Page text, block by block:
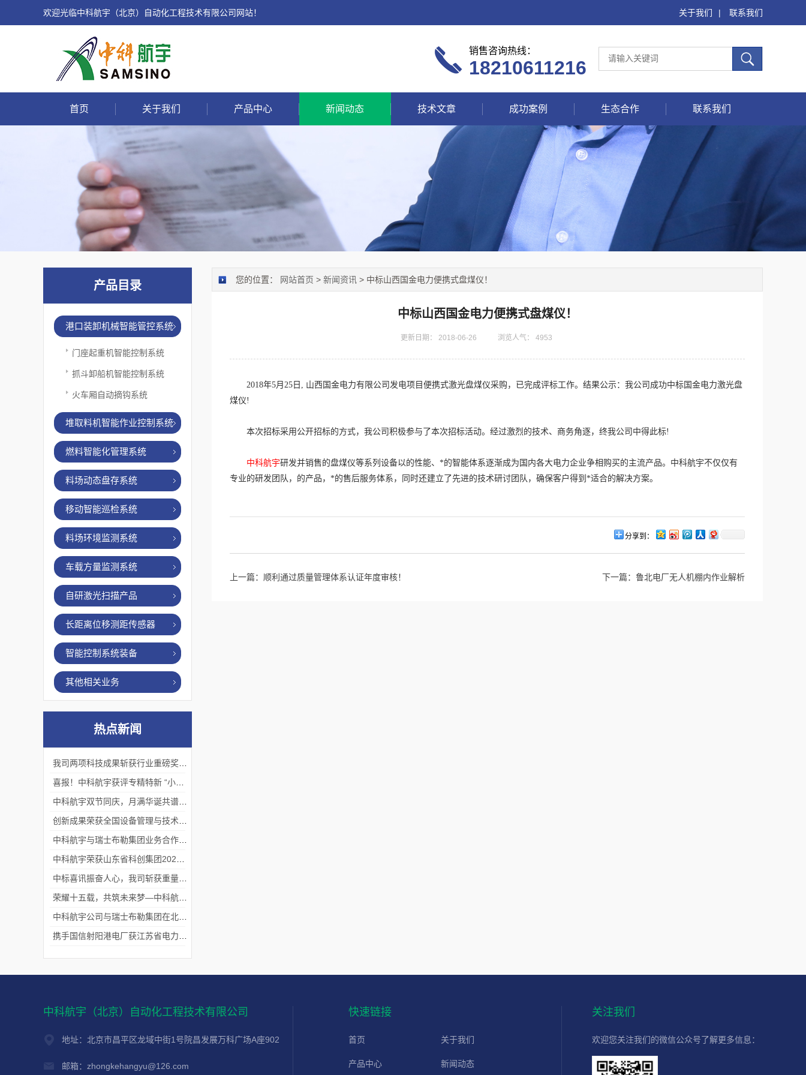
欢迎光临中科航宇（北京）自动化工程技术有限公司网站！ 关于我们 | 联系我们
销售咨询热线：
18210611216
首页 关于我们 产品中心 新闻动态 技术文章 成功案例 生态合作 联系我们
产品目录
港口装卸机械智能管控系统
门座起重机智能控制系统
抓斗卸船机智能控制系统
火车厢自动摘钩系统
堆取料机智能作业控制系统
燃料智能化管理系统
料场动态盘存系统
移动智能巡检系统
料场环境监测系统
车载方量监测系统
自研激光扫描产品
长距离位移测距传感器
智能控制系统装备
其他相关业务
热点新闻
您的位置： 网站首页 > 新闻资讯 > 中标山西国金电力便携式盘煤仪！
中标山西国金电力便携式盘煤仪！
更新日期： 2018-06-26 浏览人气： 4953
2018年5月25日, 山西国金电力有限公司发电项目便携式激光盘煤仪采购，已完成评标工作。结果公示：我公司成功中标国金电力激光盘
煤仪!
本次招标采用公开招标的方式，我公司积极参与了本次招标活动。经过激烈的技术、商务角逐，终我公司中得此标!
中科航宇研发并销售的盘煤仪等系列设备以的性能、*的智能体系逐渐成为国内各大电力企业争相购买的主流产品。中科航宇不仅仅有
专业的研发团队，的产品，*的售后服务体系，同时还建立了先进的技术研讨团队，确保客户得到*适合的解决方案。
分享到：
上一篇： 顺利通过质量管理体系认证年度审核！ 下一篇： 鲁北电厂无人机棚内作业解析
中科航宇（北京）自动化工程技术有限公司
地址：北京市昌平区龙域中街1号院昌发展万科广场A座902
邮箱：zhongkehangyu@126.com
快速链接
首页 关于我们
产品中心 新闻动态
关注我们
欢迎您关注我们的微信公众号了解更多信息：